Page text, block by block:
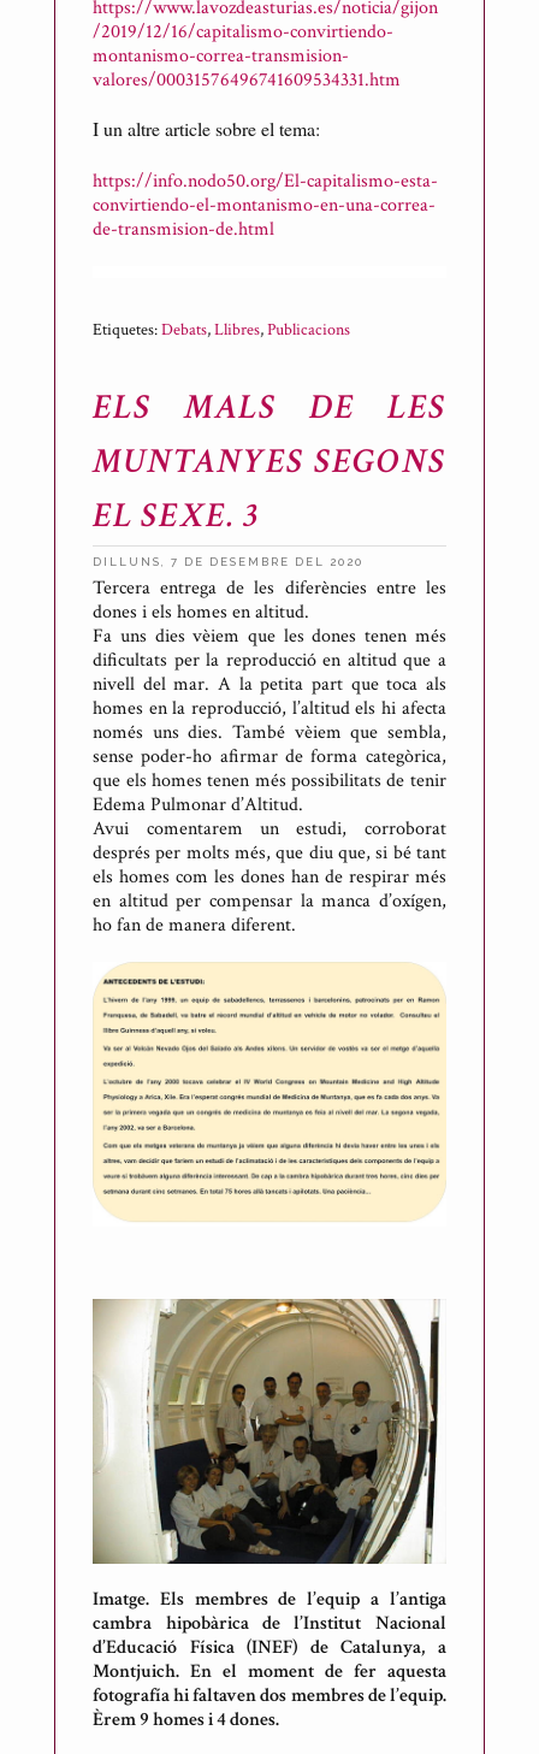
https://www.lavozdeasturias.es/noticia/gijon
/2019/12/16/capitalismo-convirtiendo-
montanismo-correa-transmision-
valores/00031576496741609534331.htm
I un altre article sobre el tema:
https://info.nodo50.org/El-capitalismo-esta-
convirtiendo-el-montanismo-en-una-correa-
de-transmision-de.html
Etiquetes:Debats,Llibres,Publicacions
ELS MALS DE LES
MUNTANYES SEGONS
EL SEXE. 3
DILLUNS, 7 DE DESEMBRE DEL 2020
P
u
b
l
i
c
a
t
p
e
A
t
R
a
e
Tercera entrega de les diferències entre les
dones i els homes en altitud.
Fa uns dies vèiem que les dones tenen més
dificultats per la reproducció en altitud que a
nivell del mar. A la petita part que toca als
homes en la reproducció, l’altitud els hi afecta
només uns dies. També vèiem que sembla,
sense poder-ho afirmar de forma categòrica,
que els homes tenen més possibilitats de tenir
Edema Pulmonar d’Altitud.
Avui comentarem un estudi, corroborat
després per molts més, que diu que, si bé tant
els homes com les dones han de respirar més
en altitud per compensar la manca d’oxígen,
ho fan de manera diferent.
Imatge. Els membres de l’equip a l’antiga
cambra hipobàrica de l’Institut Nacional
d’Educació Física (INEF) de Catalunya, a
Montjuich. En el moment de fer aquesta
fotografía hi faltaven dos membres de l’equip.
Èrem 9 homes i 4 dones.